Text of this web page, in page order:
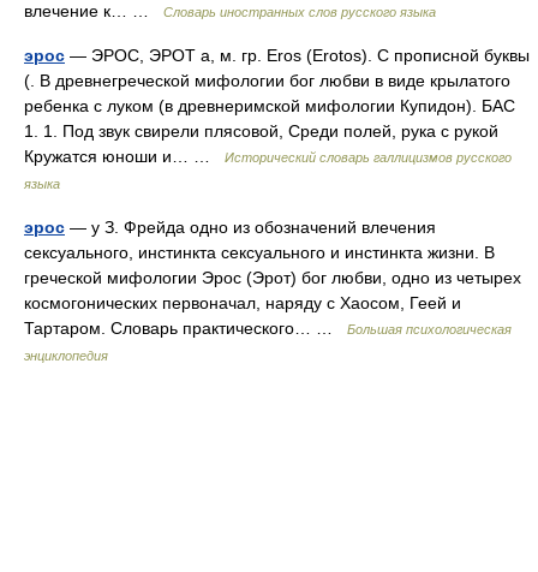
влечение к… …
Словарь иностранных слов русского языка
эрос — ЭРОС, ЭРОТ а, м. гр. Eros (Erotos). С прописной буквы
(. В древнегреческой мифологии бог любви в виде крылатого
ребенка с луком (в древнеримской мифологии Купидон). БАС
1. 1. Под звук свирели плясовой, Среди полей, рука с рукой
Кружатся юноши и… …
Исторический словарь галлицизмов русского
языка
эрос — у З. Фрейда одно из обозначений влечения
сексуального, инстинкта сексуального и инстинкта жизни. В
греческой мифологии Эрос (Эрот) бог любви, одно из четырех
космогонических первоначал, наряду с Хаосом, Геей и
Тартаром. Словарь практического… …
Большая психологическая
энциклопедия